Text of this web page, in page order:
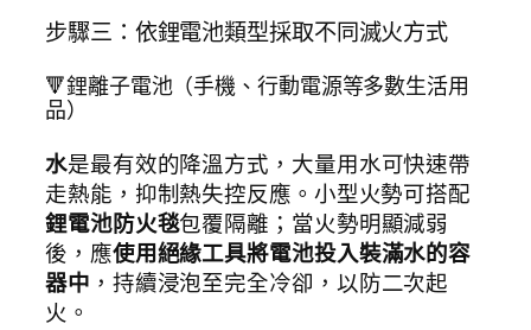
步驟三：依鋰電池類型採取不同滅火方式
🔻鋰離子電池（手機、行動電源等多數生活用
品）
水是最有效的降溫方式，大量用水可快速帶
走熱能，抑制熱失控反應。小型火勢可搭配
鋰電池防火毯包覆隔離；當火勢明顯減弱
後，應使用絕緣工具將電池投入裝滿水的容
器中 ，持續浸泡至完全冷卻，以防二次起
火。